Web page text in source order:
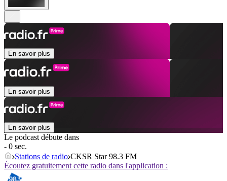
En savoir plus
En savoir plus
En savoir plus
Le podcast débute dans
- 0 sec.
Stations de radio CKSR Star 98.3 FM
Écoutez gratuitement cette radio dans l'application :